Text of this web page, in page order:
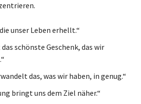
unser Leben erhellt.“
schönste Geschenk, das wir
das, was wir haben, in genug.“
bringt uns dem Ziel näher.“